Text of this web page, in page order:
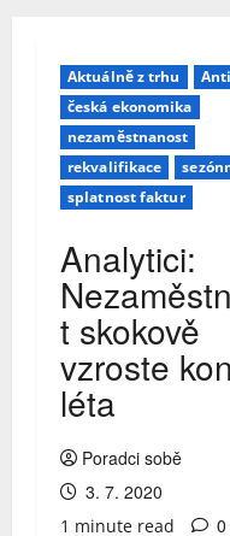
Aktuálně z trhu
česká ekonomika
nezaměstnanost
rekvalifikace
splatnost faktur
Analytici:
t skokově
vzroste
léta
Poradci sobě
3. 7. 2020
1 minute read 0